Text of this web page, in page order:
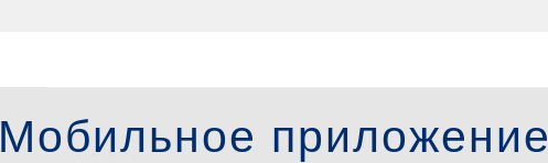
Мобильное приложение